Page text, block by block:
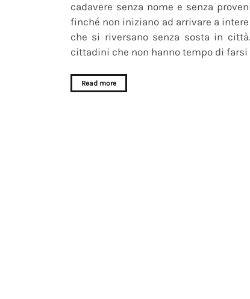
cadavere senza nome e senza
finché non iniziano ad arrivare a
che si riversano senza sosta in
cittadini che non hanno tempo di farsi
Read more